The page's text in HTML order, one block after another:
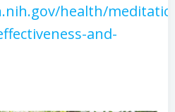
health/
and-